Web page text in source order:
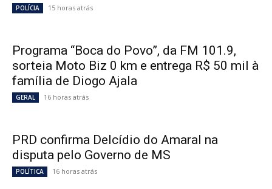
POLÍCIA 15 horas atrás
Programa “Boca do Povo”, da FM 101.9,
sorteia Moto Biz 0 km e entrega R$ 50 mil à
família de Diogo Ajala
GERAL 16 horas atrás
PRD confirma Delcídio do Amaral na
disputa pelo Governo de MS
POLÍTICA 16 horas atrás